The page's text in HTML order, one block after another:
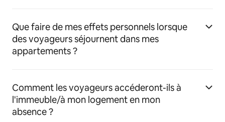
Que faire de mes effets personnels lorsque
des voyageurs séjournent dans mes
appartements ?
Comment les voyageurs accéderont-ils à
l'immeuble/à mon logement en mon
absence ?